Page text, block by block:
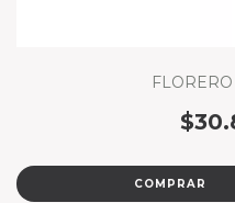
COMPRAR